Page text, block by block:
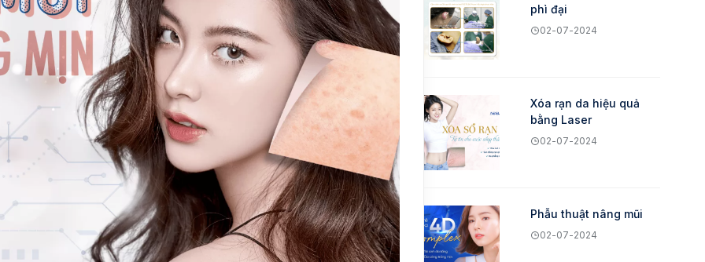
phì đại
02-07-2024
Xóa rạn da hiệu quả
bằng Laser
02-07-2024
Phẫu thuật nâng mũi
02-07-2024